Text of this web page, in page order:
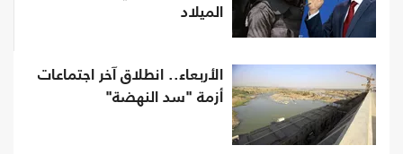
الميلاد
الأربعاء.. انطلاق آخر اجتماعات
أزمة "سد النهضة"